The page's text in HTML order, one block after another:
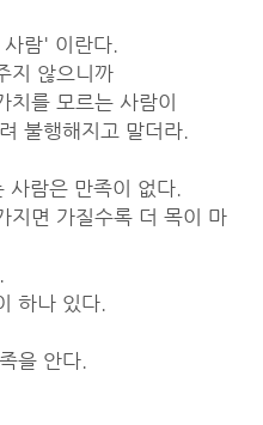
람' 이란다.
지 않으니까
를 모르는 사람이
불행해지고 말더라.
사람은 만족이 없다.
지면 가질수록 더 목이 마
하나 있다.
을 안다.